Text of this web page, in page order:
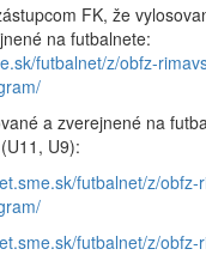
FK, že
na futbalnete:
futbalnet/z/obfz-
a zverejnené na
U9):
futbalnet/z/obfz-
futbalnet/z/obfz-